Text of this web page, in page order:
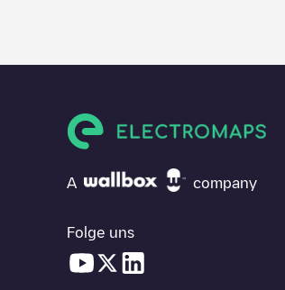
A company
Folge uns